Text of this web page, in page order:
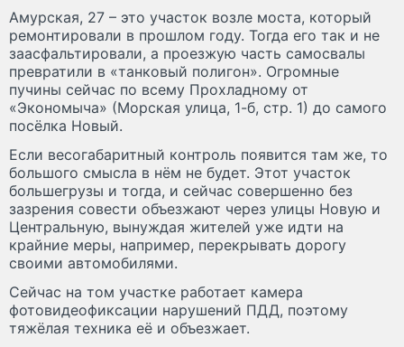
Амурская, 27 – это участок возле моста, который
ремонтировали в прошлом году. Тогда его так и не
заасфальтировали, а проезжую часть самосвалы
превратили в «танковый полигон». Огромные
пучины сейчас по всему Прохладному от
«Экономыча» (Морская улица, 1-б, стр. 1) до самого
посёлка Новый.
Если весогабаритный контроль появится там же, то
большого смысла в нём не будет. Этот участок
большегрузы и тогда, и сейчас совершенно без
зазрения совести объезжают через улицы Новую и
Центральную, вынуждая жителей уже идти на
крайние меры, например, перекрывать дорогу
своими автомобилями.
Сейчас на том участке работает камера
фотовидеофиксации нарушений ПДД, поэтому
тяжёлая техника её и объезжает.